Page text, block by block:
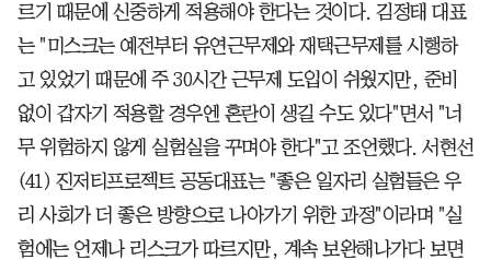
르기 때문에 신중하게 적용해야 한다는 것이다. 김정태 대표
는 "미스크는 예전부터 유연근무제와 재택근무제를 시행하
고 있었기 때문에 주 30시간 근무제 도입이 쉬웠지만, 준비
없이 갑자기 적용할 경우엔 혼란이 생길 수도 있다"면서 "너
무 위험하지 않게 실험실을 꾸며야 한다"고 조언했다. 서현선
(41) 진저티프로젝트 공동대표는 "좋은 일자리 실험들은 우
리 사회가 더 좋은 방향으로 나아가기 위한 과정"이라며 "실
험에는 언제나 리스크가 따르지만, 계속 보완해나가다 보면